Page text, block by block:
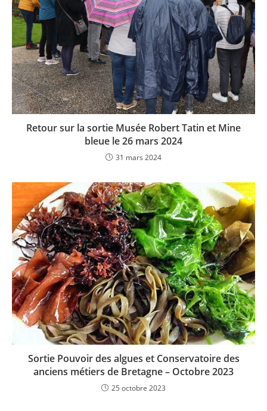
Retour sur la sortie Musée Robert Tatin et Mine
bleue le 26 mars 2024
31 mars 2024
Sortie Pouvoir des algues et Conservatoire des
anciens métiers de Bretagne – Octobre 2023
25 octobre 2023